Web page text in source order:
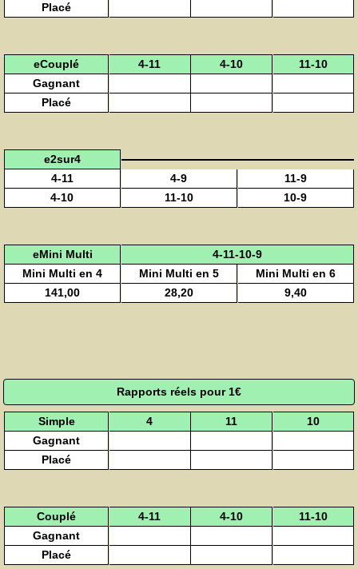
Placé
eCouplé 4-11 4-10
11-10
Gagnant
Placé
e2sur4
4-11
4-9
11-9
4-10
11-10 10-9
eMini Multi
4-11-10-9
Mini Multi en 4
Mini Multi en 5
Mini Multi en 6
141,00
28,20 9,40
Rapports réels pour 1€
Simple 4 11
10
Gagnant
Placé
Couplé 4-11 4-10
11-10
Gagnant
Placé